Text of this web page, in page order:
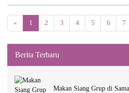
« 1 2 3 4 5 6 7
Berita Terbaru
Makan Siang Grup di